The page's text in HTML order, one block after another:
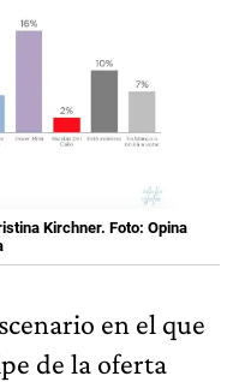
Kirchner. Foto: Opina
en el que
de la oferta